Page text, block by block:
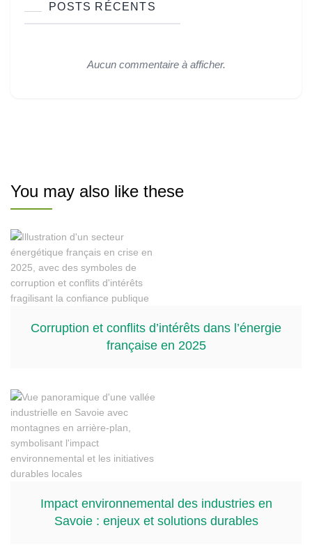
POSTS RÉCENTS
Aucun commentaire à afficher.
You may also like these
Corruption et conflits d’intérêts dans l’énergie
française en 2025
Impact environnemental des industries en
Savoie : enjeux et solutions durables